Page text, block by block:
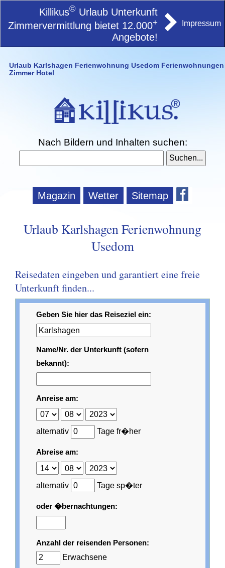
Killikus© Urlaub Unterkunft
Zimmervermittlung bietet 12.000+
Angebote!
Impressum
Urlaub Karlshagen Ferienwohnung Usedom Ferienwohnungen
Zimmer Hotel
Nach Bildern und Inhalten suchen:
Magazin Wetter Sitemap
Urlaub Karlshagen Ferienwohnung
Usedom
Reisedaten eingeben und garantiert eine freie
Unterkunft finden...
Geben Sie hier das Reiseziel ein:
Name/Nr. der Unterkunft (sofern
bekannt):
Anreise am:
alternativ Tage fr�her
Abreise am:
alternativ Tage sp�ter
oder �bernachtungen:
Anzahl der reisenden Personen:
Erwachsene